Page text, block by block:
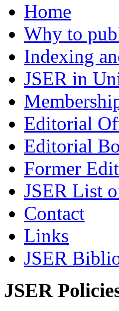
Home
Why to
Indexing
JSER in
Editorial
Editorial
Former
JSER List
Contact
Links
JSER
JSER